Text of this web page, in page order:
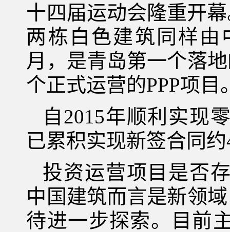
十四届运动会隆重开
两栋白色建筑同样由
月，是青岛第一个落
个正式运营的PPP项目
自2015年顺利实现
已累积实现新签合同
投资运营项目是否
中国建筑而言是新领
待进一步探索。目前